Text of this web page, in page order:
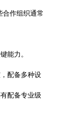
合作组织通常
能力。
配备多种设
配备专业级